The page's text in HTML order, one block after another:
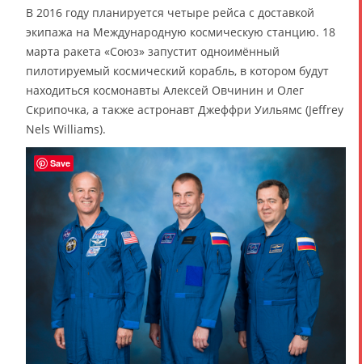
В 2016 году планируется четыре рейса с доставкой
экипажа на Международную космическую станцию. 18
марта ракета «Союз» запустит одноимённый
пилотируемый космический корабль, в котором будут
находиться космонавты Алексей Овчинин и Олег
Скрипочка, а также астронавт Джеффри Уильямс (Jeffrey
Nels Williams).
Save